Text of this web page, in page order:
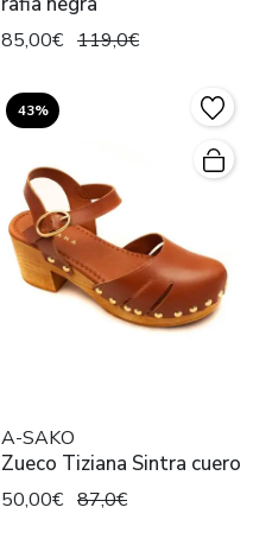
85,00€ 119,0€
43%
A-SAKO
Zueco Tiziana Sintra cuero
50,00€ 87,0€